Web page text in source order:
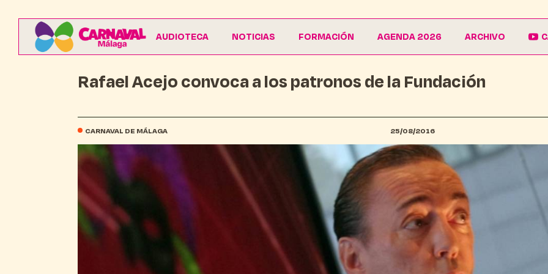
AUDIOTECA NOTICIAS FORMACIÓN
La Escuela
Vive La Casa del Carnaval
AGENDA 2026 ARCHIVO
Galería
Conferencias
Rafael Acejo convoca a los patronos de la Fundación
CARNAVAL DE MÁLAGA 25/08/2016